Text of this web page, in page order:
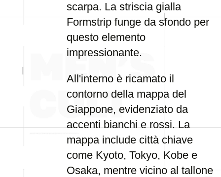
scarpa. La striscia gialla
Formstrip funge da sfondo per
questo elemento
impressionante.
All'interno è ricamato il
contorno della mappa del
Giappone, evidenziato da
accenti bianchi e rossi. La
mappa include città chiave
come Kyoto, Tokyo, Kobe e
Osaka, mentre vicino al tallone